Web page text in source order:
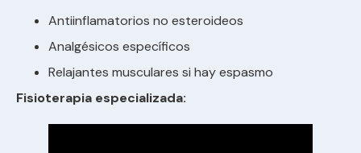
Antiinflamatorios no esteroideos
Analgésicos específicos
Relajantes musculares si hay espasmo
Fisioterapia especializada: